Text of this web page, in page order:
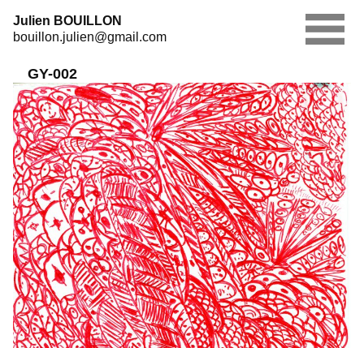
Skip
to
Julien BOUILLON
bouillon.julien@gmail.com
GY-002